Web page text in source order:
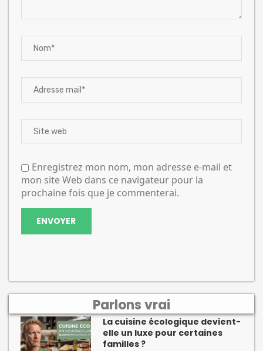
Enregistrez mon nom, mon adresse e-mail et
mon site Web dans ce navigateur pour la
prochaine fois que je commenterai.
Parlons vrai
La cuisine écologique devient-
elle un luxe pour certaines
familles ?